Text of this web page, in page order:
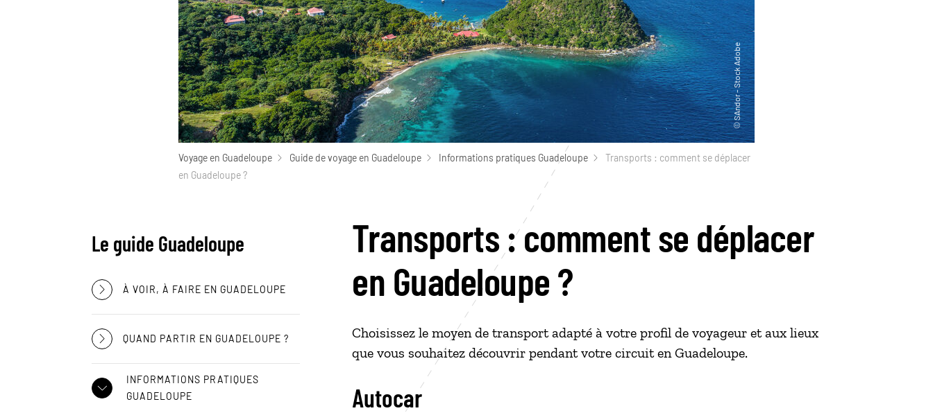
Voyage en Guadeloupe Guide de voyage en Guadeloupe Informations pratiques Guadeloupe
Transports : comment se déplacer
en Guadeloupe ?
Le guide Guadeloupe
À VOIR, À FAIRE EN GUADELOUPE
QUAND PARTIR EN GUADELOUPE ?
INFORMATIONS PRATIQUES
GUADELOUPE
Transports : comment se déplacer
en Guadeloupe ?
Choisissez le moyen de transport adapté à votre profil de voyageur et aux lieux
que vous souhaitez découvrir pendant votre circuit en Guadeloupe.
Autocar